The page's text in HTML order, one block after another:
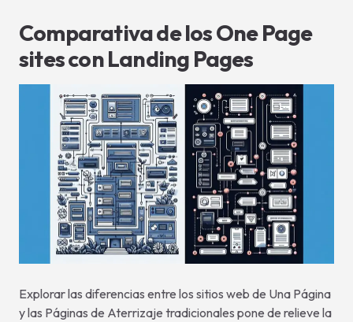
Comparativa de los One Page
sites con Landing Pages
Explorar las diferencias entre los sitios web de Una Página
y las Páginas de Aterrizaje tradicionales pone de relieve la